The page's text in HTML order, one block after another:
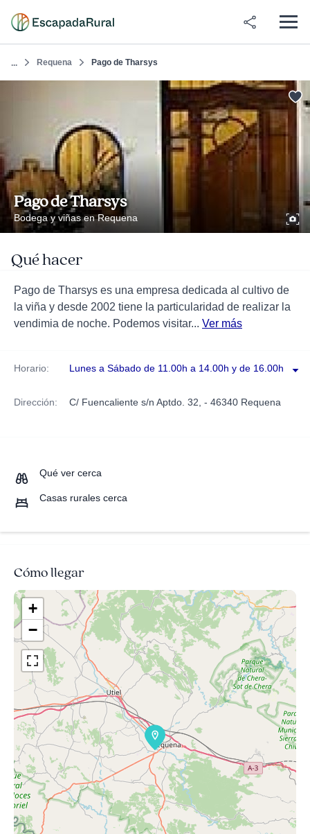
... Requena Pago de Tharsys
Pago de Tharsys
Bodega y viñas en Requena
Qué hacer
Pago de Tharsys es una empresa dedicada al cultivo de
la viña y desde 2002 tiene la particularidad de realizar la
vendimia de noche. Podemos visitar... Ver más
Horario: Lunes a Sábado de 11.00h a 14.00h y de 16.00h a
Dirección: C/ Fuencaliente s/n Aptdo. 32, - 46340 Requena
Qué ver cerca
Casas rurales cerca
Cómo llegar
+
−